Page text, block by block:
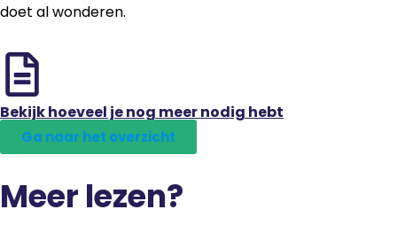
doet al wonderen.
Bekijk hoeveel je nog meer nodig hebt
Ga naar het overzicht
Meer lezen?